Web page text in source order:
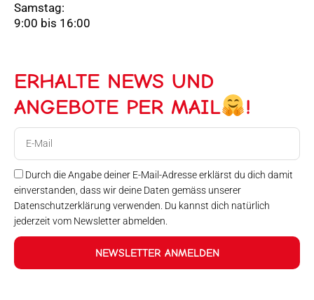
Samstag:
9:00 bis 16:00
ERHALTE NEWS UND
ANGEBOTE PER MAIL
!
Durch die Angabe deiner E-Mail-Adresse erklärst du dich damit
einverstanden, dass wir deine Daten gemäss unserer
Datenschutzerklärung verwenden. Du kannst dich natürlich
jederzeit vom Newsletter abmelden.
NEWSLETTER ANMELDEN